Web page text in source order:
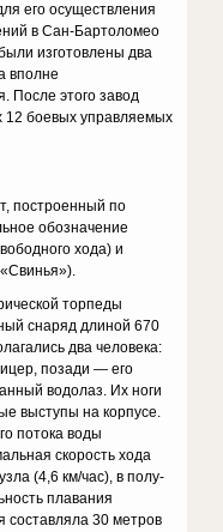
его осуществления
в Сан-Бартоломео
изготовлены два
вполне
После этого завод
12 боевых управ­ляемых
построенный по
обозначение
хода) и
торпеды
снаряд длиной 670
два человека:
позади — его
водолаз. Их ноги
выступы на корпусе.
потока воды
скорость хода
(4,6 км/час), в полу­
плавания
составляла 30 метров